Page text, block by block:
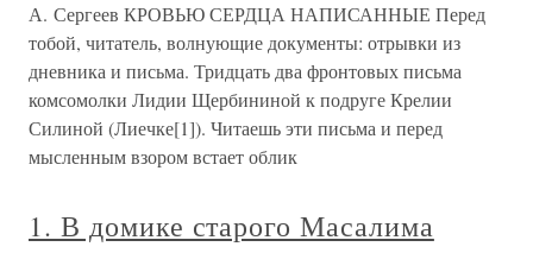
А. Сергеев КРОВЬЮ СЕРДЦА НАПИСАННЫЕ Перед
тобой, читатель, волнующие документы: отрывки из
дневника и письма. Тридцать два фронтовых письма
комсомолки Лидии Щербининой к подруге Крелии
Силиной (Лиечке[1]). Читаешь эти письма и перед
мысленным взором встает облик
1. В домике старого Масалима